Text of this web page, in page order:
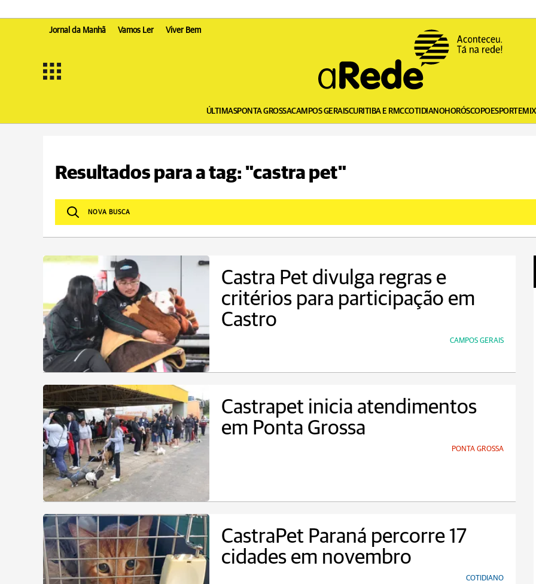
Jornal da Manhã Vamos Ler Viver Bem
ÚLTIMASPONTA GROSSACAMPOS GERAISCURITIBA E RMCCOTIDIANOHORÓSCOPOESPORTEMIX
Resultados para a tag: "castra pet"
Castra Pet divulga regras e
critérios para participação em
Castro
CAMPOS GERAIS
Castrapet inicia atendimentos
em Ponta Grossa
PONTA GROSSA
CastraPet Paraná percorre 17
cidades em novembro
COTIDIANO